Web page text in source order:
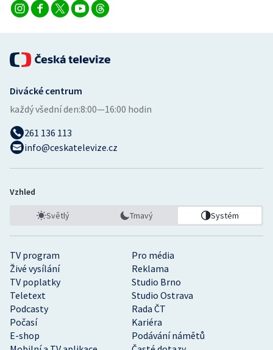
TV program
Pro média
Živé vysílání
Reklama
TV poplatky
Studio Brno
Teletext
Studio Ostrava
Podcasty
Rada ČT
Počasí
Kariéra
E-shop
Podávání námětů
Divácké centrum
každý všední den:8:00—16:00 hodin
261 136 113
info@ceskatelevize.cz
Vzhled
Světlý Tmavý Systém